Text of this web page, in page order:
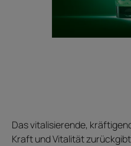
Das vitalisierende,
Kraft und Vitalität